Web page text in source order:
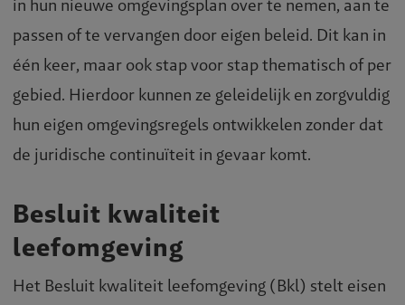
in hun nieuwe omgevingsplan over te nemen, aan te
passen of te vervangen door eigen beleid. Dit kan in
één keer, maar ook stap voor stap thematisch of per
gebied. Hierdoor kunnen ze geleidelijk en zorgvuldig
hun eigen omgevingsregels ontwikkelen zonder dat
de juridische continuïteit in gevaar komt.
Besluit kwaliteit
leefomgeving
Het Besluit kwaliteit leefomgeving (Bkl) stelt eisen